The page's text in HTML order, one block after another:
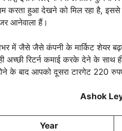
करता हुआ देखने को मिल रहा है, इससे
आनेवाला हैं।
में जैसे जैसे कंपनी के मार्किट शेयर
अच्छी रिटर्न कमाई करके देने के
के बाद आपको दूसरा टारगेट 220
Ashok
Year